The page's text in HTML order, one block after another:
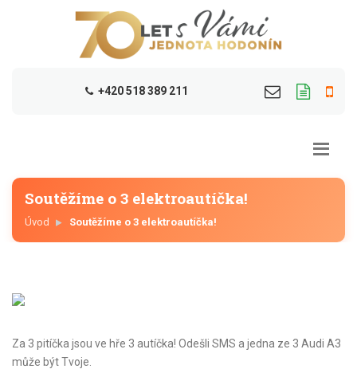
+420 518 389 211
Soutěžíme o 3 elektroautíčka!
Úvod Soutěžíme o 3 elektroautíčka!
Za 3 pitíčka jsou ve hře 3 autíčka! Odešli SMS a jedna ze 3 Audi A3
může být Tvoje.